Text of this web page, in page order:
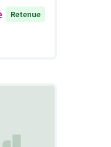
Retenue